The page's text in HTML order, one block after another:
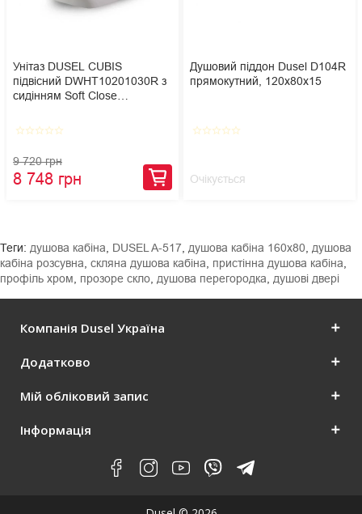
Унітаз DUSEL CUBIS
підвісний DWHT10201030R з
сидінням Soft Close
star_borderstar_borderstar_borderstar_borderstar_border
9 720 грн
8 748 грн
Душовий піддон Dusel D104R
прямокутний, 120х80х15
star_borderstar_borderstar_borderstar_borderstar_border
Очікується
Теги: душова кабіна, DUSEL A-517, душова кабіна 160x80, душова
кабіна розсувна, скляна душова кабіна, пристінна душова кабіна,
профіль хром, прозоре скло, душова перегородка, душові двері
Компанія Dusel Україна
Додатково
Мій обліковий запис
Інформація